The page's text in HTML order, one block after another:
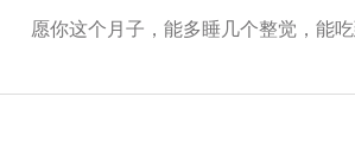
愿你这个月子，能多睡几个整觉，能